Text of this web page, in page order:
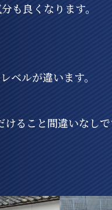
も良くなります。
ベルが違います。
ること間違いなし